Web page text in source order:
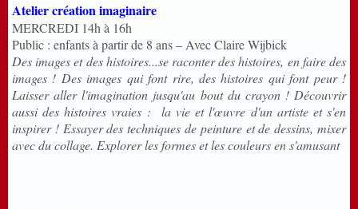
Atelier création imaginaire
MERCREDI 14h à 16h
Public : enfants à partir de 8 ans – Avec Claire Wijbick
Des images et des histoires...se raconter des histoires, en faire des
images ! Des images qui font rire, des histoires qui font peur !
Laisser aller l'imagination jusqu'au bout du crayon ! Découvrir
aussi des histoires vraies : la vie et l'œuvre d'un artiste et s'en
inspirer ! Essayer des techniques de peinture et de dessins, mixer
avec du collage. Explorer les formes et les couleurs en s'amusant